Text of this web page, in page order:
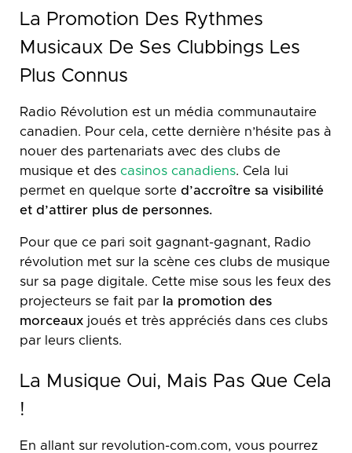
La Promotion Des Rythmes
Musicaux De Ses Clubbings Les
Plus Connus
Radio Révolution est un média communautaire
canadien. Pour cela, cette dernière n’hésite pas à
nouer des partenariats avec des clubs de
musique et des casinos canadiens. Cela lui
permet en quelque sorte d’accroître sa visibilité
et d’attirer plus de personnes.
Pour que ce pari soit gagnant-gagnant, Radio
révolution met sur la scène ces clubs de musique
sur sa page digitale. Cette mise sous les feux des
projecteurs se fait par la promotion des
morceaux joués et très appréciés dans ces clubs
par leurs clients.
La Musique Oui, Mais Pas Que Cela
!
En allant sur revolution-com.com, vous pourrez